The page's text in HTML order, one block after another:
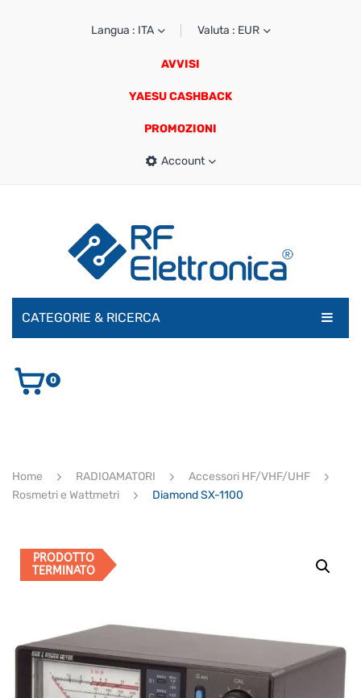
Langua : ITA Valuta : EUR
AVVISI
YAESU CASHBACK
PROMOZIONI
Account
CATEGORIE & RICERCA
AUDIO E VIDEO
ULTIMI ARRIVI
0
Home RADIOAMATORI
Accessori HF/VHF/UHF
Rosmetri e Wattmetri
Diamond SX-1100
PRODOTTO
TERMINATO